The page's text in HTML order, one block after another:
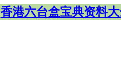
香港六台盒宝典资料